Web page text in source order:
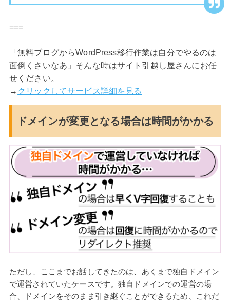
===
「無料ブログからWordPress移行作業は自分でやるのは
面倒くさいなあ」そんな時はサイト引越し屋さんにお任
せください。
→ クリックしてサービス詳細を見る
ドメインが変更となる場合は時間がかかる
ただし、ここまでお話してきたのは、あくまで独自ドメイン
で運営されていたケースです。独自ドメインでの運営の場
合、ドメインをそのまま引き継ぐことができるため、これだ